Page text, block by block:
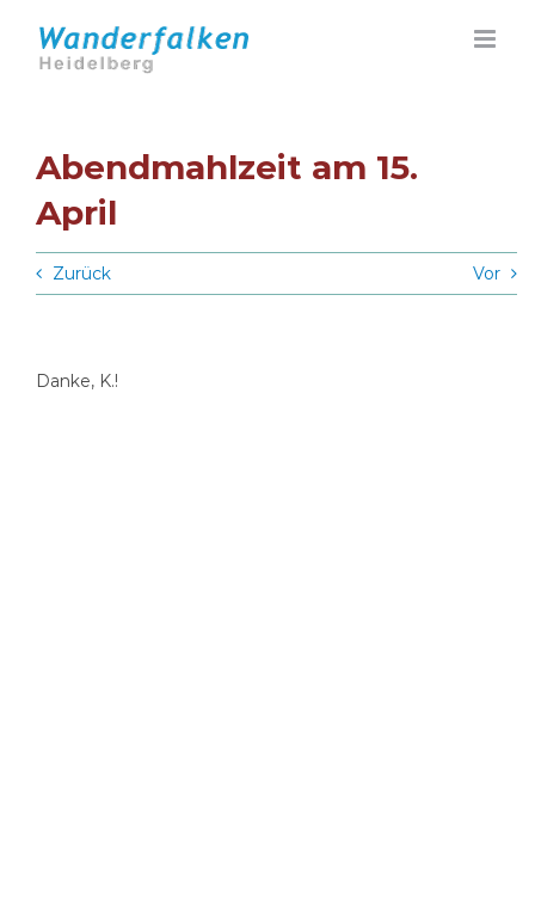
Inhalt
springen
Abendmahlzeit am 15.
April
Zurück Vor
Danke, K.!